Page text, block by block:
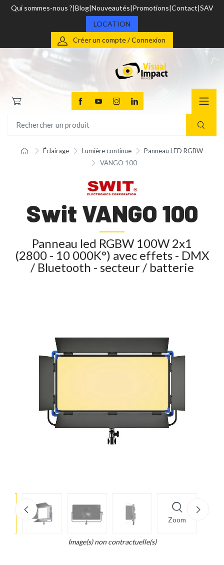
Qui sommes-nous ? Blog Nouveautés Promotions Contact SAV
LOCATION
Créer un compte / Connexion
Éclairage Lumière continue
Panneau LED RGBW
VANGO 100
Swit VANGO 100
Panneau led RGBW 100W 2x1
(2800 - 10 000K°) avec effets - DMX
/ Bluetooth - secteur / batterie
Zoom
Image(s) non contractuelle(s)